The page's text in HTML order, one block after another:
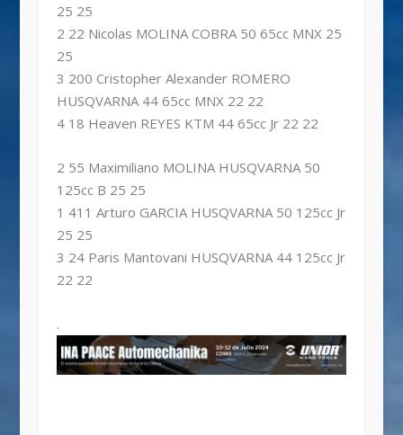
25 25
2 22 Nicolas MOLINA COBRA 50 65cc MNX 25
25
3 200 Cristopher Alexander ROMERO
HUSQVARNA 44 65cc MNX 22 22
4 18 Heaven REYES KTM 44 65cc Jr 22 22
2 55 Maximiliano MOLINA HUSQVARNA 50
125cc B 25 25
1 411 Arturo GARCIA HUSQVARNA 50 125cc Jr
25 25
3 24 Paris Mantovani HUSQVARNA 44 125cc Jr
22 22
.